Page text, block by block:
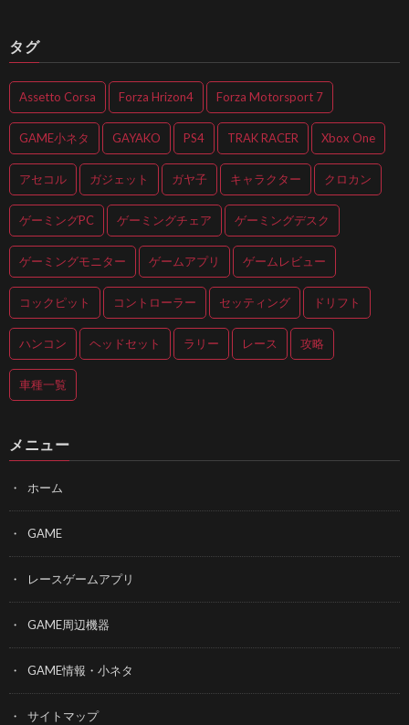
タグ
Assetto Corsa Forza Hrizon4 Forza Motorsport 7
GAME小ネタ GAYAKO PS4 TRAK RACER Xbox One
アセコル ガジェット ガヤ子 キャラクター クロカン
ゲーミングPC ゲーミングチェア ゲーミングデスク
ゲーミングモニター ゲームアプリ ゲームレビュー
コックピット コントローラー セッティング ドリフト
ハンコン ヘッドセット ラリー レース 攻略
車種一覧
メニュー
ホーム
GAME
レースゲームアプリ
GAME周辺機器
GAME情報・小ネタ
サイトマップ